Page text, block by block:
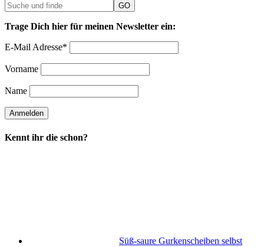
Trage Dich hier für meinen Newsletter ein:
E-Mail Adresse*
Vorname
Name
Kennt ihr die schon?
Süß-saure Gurkenscheiben selbst